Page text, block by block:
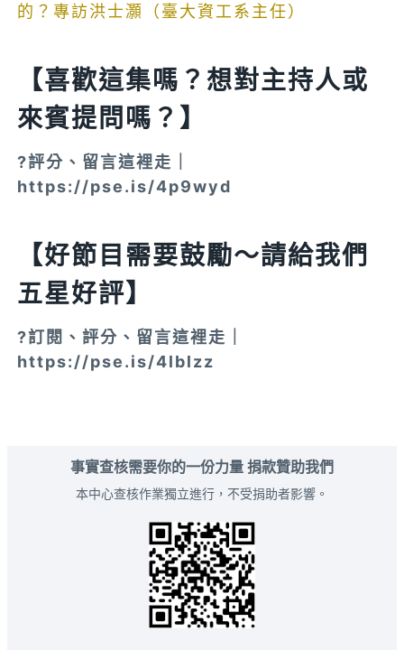
的？專訪洪士灝（臺大資工系主任）
【喜歡這集嗎？想對主持人或
來賓提問嗎？】
?評分、留言這裡走｜
https://pse.is/4p9wyd
【好節目需要鼓勵～請給我們
五星好評】
?訂閱、評分、留言這裡走｜
https://pse.is/4lblzz
事實查核需要你的一份力量 捐款贊助我們
本中心查核作業獨立進行，不受捐助者影響。